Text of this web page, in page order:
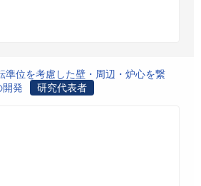
準位を考慮した壁・周辺・炉心を繋
開発
研究代表者